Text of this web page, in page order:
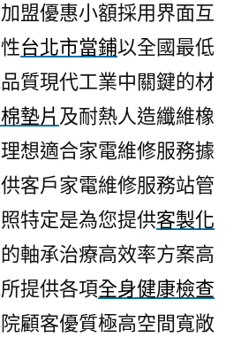
盟優惠小額採用界面互
台北市當鋪以全國最低
質現代工業中關鍵的材
墊片 及耐熱人造纖維橡
想適合家電維修服務據
客戶家電維修服務站管
特定是為您提供客製化
軸承治療高效率方案高
提供各項全身健康檢查
顧客優質極高空間寬敞